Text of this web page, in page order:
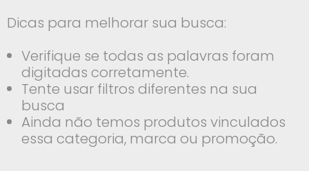
Dicas para melhorar sua busca:
Verifique se todas as palavras foram
digitadas corretamente.
Tente usar filtros diferentes na sua
busca
Ainda não temos produtos vinculados
essa categoria, marca ou promoção.